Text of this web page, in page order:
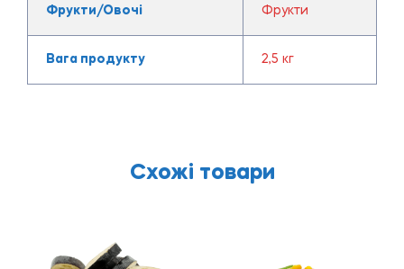
Фрукти/Овочі Фрукти
Вага продукту 2,5 кг
Схожі товари